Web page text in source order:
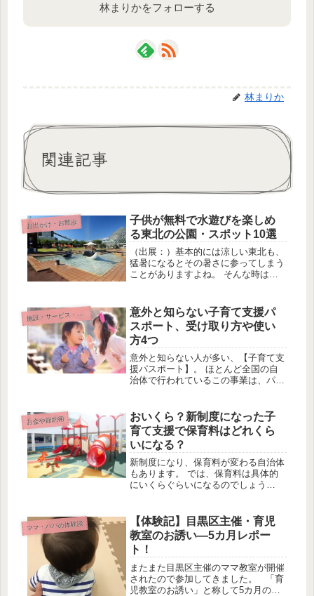
林まりかをフォローする
林まりか
関連記事
お出かけ・お散歩
子供が無料で水遊びを楽しめ
る東北の公園・スポット10選
（出展：）基本的には涼しい東北も、
猛暑になるとその暑さに参ってしまう
ことがありますよね。 そんな時は無
し、暑さ対策もできて子供も大喜び！
どんな場所で水遊びが出来るかチェッ
クし...
施 設・サービス・支援について
意外と知らない子育て支援パ
スポート、受け取り方や使い
方4つ
意外と知らない人が多い、【子育て支
援パスポート】。 ほとんど全国の自
治体で行われているこの事業は、パス
いうものです。 とってもお得なこの
制度を利用しない手はありません！
受...
お金や節約術
おいくら？新制度になった子
育て支援で保育料はどれくら
いになる？
新制度になり、保育料が変わる自治体
もあります。 では、保育料は具体的
にいくらぐらいになるのでしょう
く違う保育料は幼稚園・保育園・認定
こども園によって大きく違いますが、
自治...
ママ・パパの体験談
【体験記】目黒区主催・育児
教室のお誘い―5カ月レポー
ト！
またまた目黒区主催のママ教室が開催
されたので参加してきました。 「育
児教室のお誘い」と称して5カ月の赤